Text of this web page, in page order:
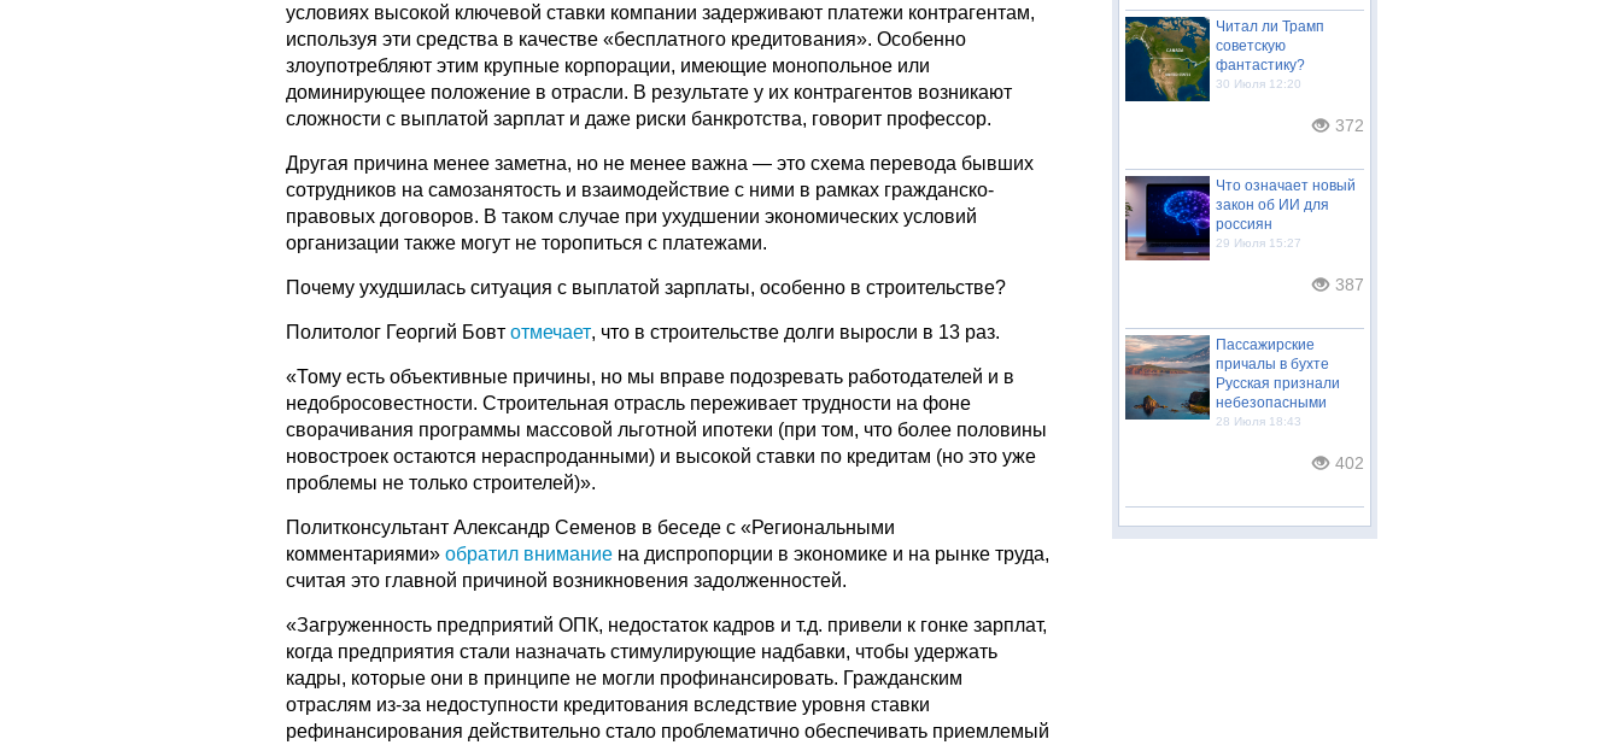
условиях высокой ключевой ставки компании задерживают платежи контрагентам,
используя эти средства в качестве «бесплатного кредитования». Особенно
злоупотребляют этим крупные корпорации, имеющие монопольное или
доминирующее положение в отрасли. В результате у их контрагентов возникают
сложности с выплатой зарплат и даже риски банкротства, говорит профессор.
Другая причина менее заметна, но не менее важна — это схема перевода бывших
сотрудников на самозанятость и взаимодействие с ними в рамках гражданско-
правовых договоров. В таком случае при ухудшении экономических условий
организации также могут не торопиться с платежами.
Почему ухудшилась ситуация с выплатой зарплаты, особенно в строительстве?
Политолог Георгий Бовтотмечает, что в строительстве долги выросли в 13 раз.
«Тому есть объективные причины, но мы вправе подозревать работодателей и в
недобросовестности. Строительная отрасль переживает трудности на фоне
сворачивания программы массовой льготной ипотеки (при том, что более половины
новостроек остаются нераспроданными) и высокой ставки по кредитам (но это уже
проблемы не только строителей)».
Политконсультант Александр Семенов в беседе с «Региональными
комментариями»обратил внимание на диспропорции в экономике и на рынке труда,
считая это главной причиной возникновения задолженностей.
«Загруженность предприятий ОПК, недостаток кадров и т.д. привели к гонке зарплат,
когда предприятия стали назначать стимулирующие надбавки, чтобы удержать
кадры, которые они в принципе не могли профинансировать. Гражданским
отраслям из-за недоступности кредитования вследствие уровня ставки
рефинансирования действительно стало проблематично обеспечивать приемлемый
Читал ли Трамп
советскую
фантастику?
30 Июля 12:20
372
Что означает новый
закон об ИИ для
россиян
29 Июля 15:27
387
Пассажирские
причалы в бухте
Русская признали
небезопасными
28 Июля 18:43
402